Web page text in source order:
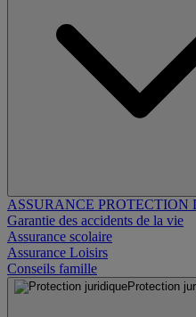
ASSURANCE
Garantie des accidents de la vie
Assurance scolaire
Assurance Loisirs
Conseils famille
Protection